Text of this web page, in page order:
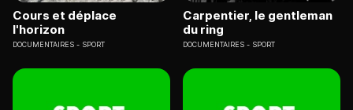
Cours et déplace
l'horizon
DOCUMENTAIRES SPORT
Carpentier, le gentleman
du ring
DOCUMENTAIRES SPORT